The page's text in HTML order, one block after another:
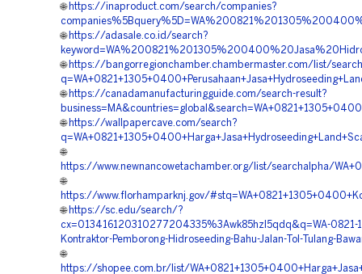
🌐 https://inaproduct.com/search/companies?
🌐 https://adasale.co.id/search?
🌐 https://bangorregionchamber.chambermaster.com/list/
🌐 https://canadamanufacturingguide.com/search-result?
🌐 https://wallpapercave.com/search?
🌐
https://www.newnancowetachamber.org/list/searchalpha/
🌐
https://www.florhamparknj.gov/
🌐 https://sc.edu/search/?
cx=013416120310277204335%3Awk85hzl5qdq&q=WA-
Kontraktor-Pemborong-Hidroseeding-Bahu-Jalan-Tol-Tulang-
🌐
https://shopee.com.br/list/